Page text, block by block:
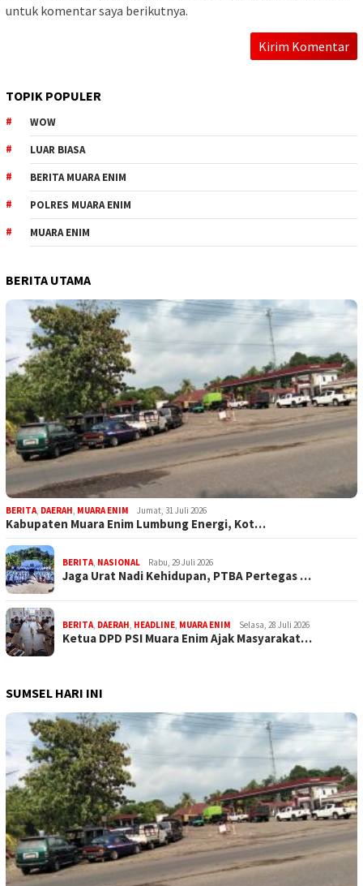
untuk komentar saya berikutnya.
TOPIK POPULER
WOW
LUAR BIASA
BERITA MUARA ENIM
POLRES MUARA ENIM
MUARA ENIM
BERITA UTAMA
BERITA, DAERAH, MUARA ENIM Jumat, 31 Juli 2026
Kabupaten Muara Enim Lumbung Energi, Kot…
BERITA, NASIONAL Rabu, 29 Juli 2026
Jaga Urat Nadi Kehidupan, PTBA Pertegas …
BERITA, DAERAH, HEADLINE, MUARA ENIM Selasa, 28 Juli 2026
Ketua DPD PSI Muara Enim Ajak Masyarakat…
SUMSEL HARI INI